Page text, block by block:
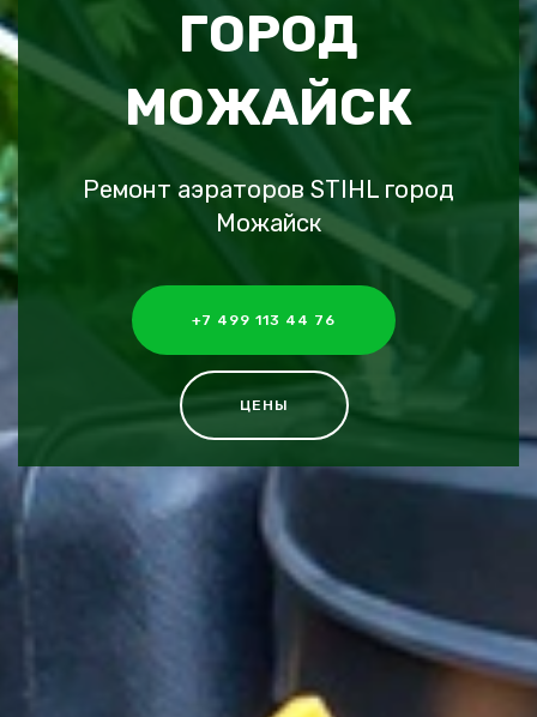
ГОРОД
МОЖАЙСК
Ремонт аэраторов STIHL город
Можайск
+7 499 113 44 76
ЦЕНЫ